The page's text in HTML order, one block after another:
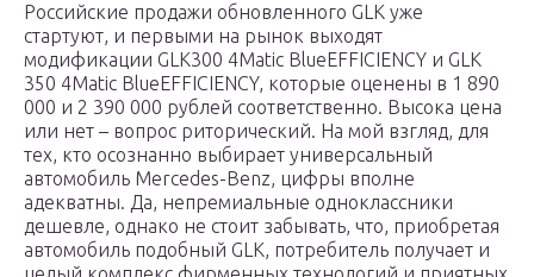
Российские продажи обновленного GLK уже
стартуют, и первыми на рынок выходят
модификации GLK300 4Matic BlueEFFICIENCY и GLK
350 4Matic BlueEFFICIENCY, которые оценены в 1 890
000 и 2 390 000 рублей соответственно. Высока цена
или нет – вопрос риторический. На мой взгляд, для
тех, кто осознанно выбирает универсальный
автомобиль Mercedes-Benz, цифры вполне
адекватны. Да, непремиальные одноклассники
дешевле, однако не стоит забывать, что, приобретая
автомобиль подобный GLK, потребитель получает и